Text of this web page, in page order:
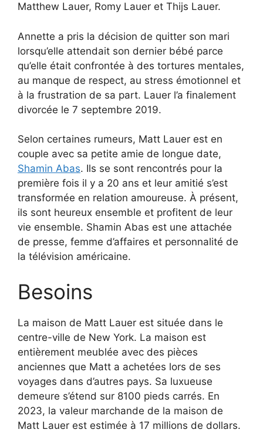
Matthew Lauer, Romy Lauer et Thijs Lauer.
Annette a pris la décision de quitter son mari
lorsqu’elle attendait son dernier bébé parce
qu’elle était confrontée à des tortures mentales,
au manque de respect, au stress émotionnel et
à la frustration de sa part. Lauer l’a finalement
divorcée le 7 septembre 2019.
Selon certaines rumeurs, Matt Lauer est en
couple avec sa petite amie de longue date,
Shamin Abas. Ils se sont rencontrés pour la
première fois il y a 20 ans et leur amitié s’est
transformée en relation amoureuse. À présent,
ils sont heureux ensemble et profitent de leur
vie ensemble. Shamin Abas est une attachée
de presse, femme d’affaires et personnalité de
la télévision américaine.
Besoins
La maison de Matt Lauer est située dans le
centre-ville de New York. La maison est
entièrement meublée avec des pièces
anciennes que Matt a achetées lors de ses
voyages dans d’autres pays. Sa luxueuse
demeure s’étend sur 8100 pieds carrés. En
2023, la valeur marchande de la maison de
Matt Lauer est estimée à 17 millions de dollars.